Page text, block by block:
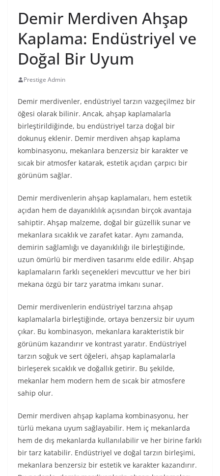
Demir Merdiven Ahşap
Kaplama: Endüstriyel ve
Doğal Bir Uyum
Prestige Admin
Demir merdivenler, endüstriyel tarzın vazgeçilmez bir
öğesi olarak bilinir. Ancak, ahşap kaplamalarla
birleştirildiğinde, bu endüstriyel tarza doğal bir
dokunuş eklenir. Demir merdiven ahşap kaplama
kombinasyonu, mekanlara benzersiz bir karakter ve
sıcak bir atmosfer katarak, estetik açıdan çarpıcı bir
görünüm sağlar.
Demir merdivenlerin ahşap kaplamaları, hem estetik
açıdan hem de dayanıklılık açısından birçok avantaja
sahiptir. Ahşap malzeme, doğal bir güzellik sunar ve
mekanlara sıcaklık ve zarafet katar. Aynı zamanda,
demirin sağlamlığı ve dayanıklılığı ile birleştiğinde,
uzun ömürlü bir merdiven tasarımı elde edilir. Ahşap
kaplamaların farklı seçenekleri mevcuttur ve her biri
mekana özgü bir tarz yaratma imkanı sunar.
Demir merdivenlerin endüstriyel tarzına ahşap
kaplamalarla birleştiğinde, ortaya benzersiz bir uyum
çıkar. Bu kombinasyon, mekanlara karakteristik bir
görünüm kazandırır ve kontrast yaratır. Endüstriyel
tarzın soğuk ve sert öğeleri, ahşap kaplamalarla
birleşerek sıcaklık ve doğallık getirir. Bu şekilde,
mekanlar hem modern hem de sıcak bir atmosfere
sahip olur.
Demir merdiven ahşap kaplama kombinasyonu, her
türlü mekana uyum sağlayabilir. Hem iç mekanlarda
hem de dış mekanlarda kullanılabilir ve her birine farklı
bir tarz katabilir. Endüstriyel ve doğal tarzın birleşimi,
mekanlara benzersiz bir estetik ve karakter kazandırır.